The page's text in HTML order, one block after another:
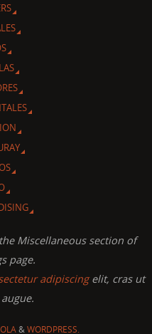
Miscellaneous section of
page.
adipiscingelit, cras ut
&WORDPRESS.